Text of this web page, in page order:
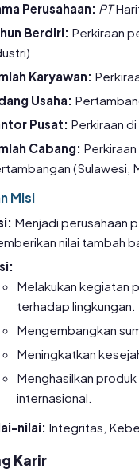
Perusahaan: PT
Berdiri: Perkiraan
Karyawan:
Usaha:
Pusat: Perkiraan
Cabang:
(Sulawesi,
Misi
Menjadi perusahaan
nilai tambah
Melakukan kegiatan
terhadap lingkungan.
Mengembangkan
Meningkatkan
Menghasilkan
internasional.
nilai: Integritas,
Karir